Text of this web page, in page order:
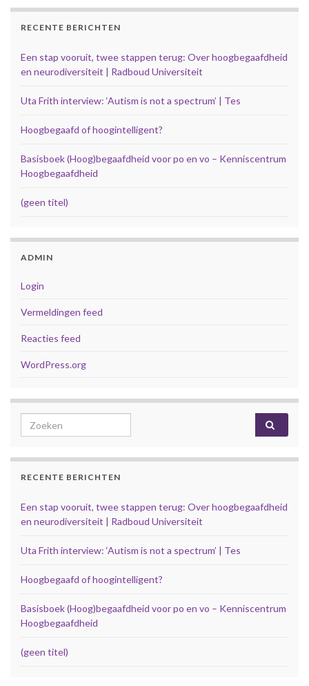
RECENTE BERICHTEN
Een stap vooruit, twee stappen terug: Over hoogbegaafdheid
en neurodiversiteit | Radboud Universiteit
Uta Frith interview: ‘Autism is not a spectrum’ | Tes
Hoogbegaafd of hoogintelligent?
Basisboek (Hoog)begaafdheid voor po en vo – Kenniscentrum
Hoogbegaafdheid
(geen titel)
ADMIN
Login
Vermeldingen feed
Reacties feed
WordPress.org
Search for:
RECENTE BERICHTEN
Een stap vooruit, twee stappen terug: Over hoogbegaafdheid
en neurodiversiteit | Radboud Universiteit
Uta Frith interview: ‘Autism is not a spectrum’ | Tes
Hoogbegaafd of hoogintelligent?
Basisboek (Hoog)begaafdheid voor po en vo – Kenniscentrum
Hoogbegaafdheid
(geen titel)